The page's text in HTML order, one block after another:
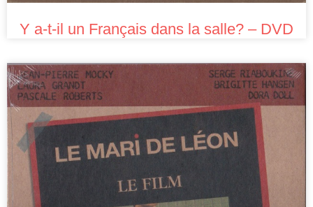
Y a-t-il un Français dans la salle? – DVD